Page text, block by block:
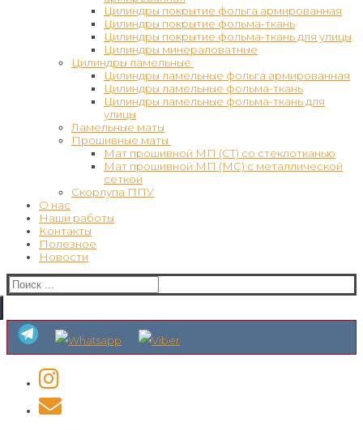
Цилиндры покрытие фольга армированная
Цилиндры покрытие фольма-ткань
Цилиндры покрытие фольма-ткань для улицы
Цилиндры минераловатные
Цилиндры ламельные
Цилиндры ламельные фольга армированная
Цилиндры ламельные фольма-ткань
Цилиндры ламельные фольма-ткань для
улицы
Ламельные маты
Прошивные маты
Мат прошивной МП (СТ) со стеклотканью
Мат прошивной МП (МС) с металлической
сеткой
Скорлупа ППУ
О нас
Наши работы
Контакты
Полезное
Новости
Искать: